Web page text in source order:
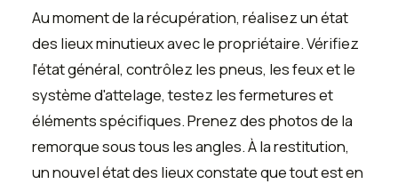
Au moment de la récupération, réalisez un état
des lieux minutieux avec le propriétaire. Vérifiez
l'état général, contrôlez les pneus, les feux et le
système d'attelage, testez les fermetures et
éléments spécifiques. Prenez des photos de la
remorque sous tous les angles. À la restitution,
un nouvel état des lieux constate que tout est en